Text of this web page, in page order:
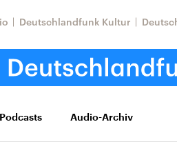
Deutschlandfunk Kultur
Podcasts Audio-Archiv